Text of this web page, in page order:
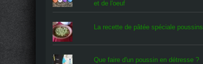
et de l'oeuf
La recette de pâtée spéciale poussins
Que faire d'un poussin en détresse ?